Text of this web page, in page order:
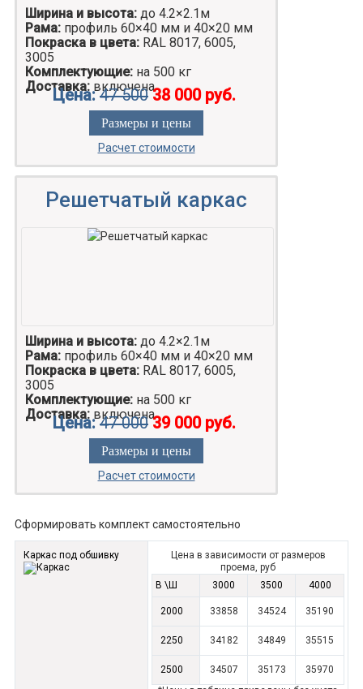
Ширина и высота: до 4.2×2.1м
Рама: профиль 60×40 мм и 40×20 мм
Покраска в цвета: RAL 8017, 6005,
3005
Комплектующие: на 500 кг
Доставка: включена
Цена:47 500 38 000 руб.
Размеры и цены
Расчет стоимости
Решетчатый каркас
Ширина и высота: до 4.2×2.1м
Рама: профиль 60×40 мм и 40×20 мм
Покраска в цвета: RAL 8017, 6005,
3005
Комплектующие: на 500 кг
Доставка: включена
Цена:47 000 39 000 руб.
Размеры и цены
Расчет стоимости
Сформировать комплект самостоятельно
Каркас под обшивку
Цена в зависимости от размеров
проема, руб
В \Ш
3000 3500 4000
2000 33858 34524 35190
2250 34182 34849 35515
2500 34507 35173
35970